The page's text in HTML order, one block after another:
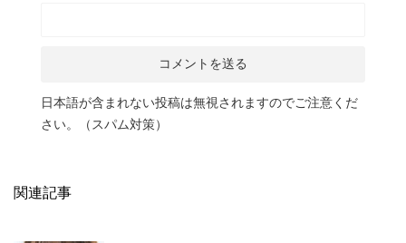
日本語が含まれない投稿は無視されますのでご注意くだ
さい。（スパム対策）
関連記事